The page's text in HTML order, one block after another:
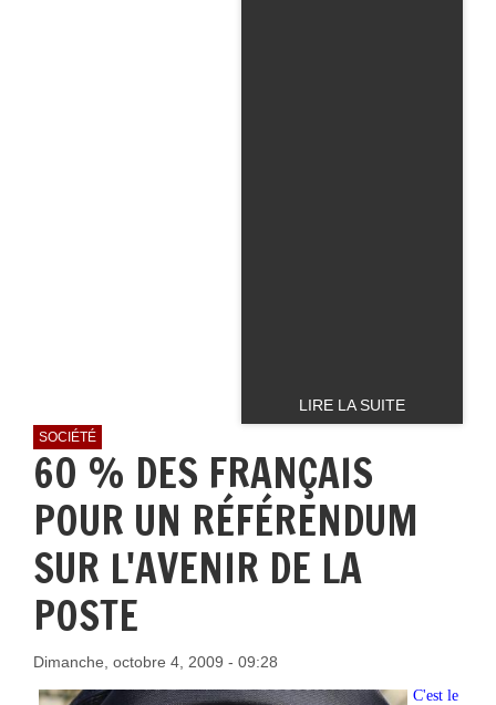
LIRE LA SUITE
SOCIÉTÉ
60 % DES FRANÇAIS
POUR UN RÉFÉRENDUM
SUR L'AVENIR DE LA
POSTE
Dimanche, octobre 4, 2009 - 09:28
C'est le